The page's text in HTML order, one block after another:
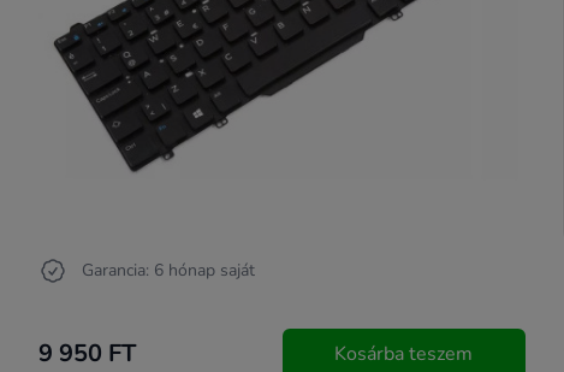
Garancia: 6 hónap saját
9 950 FT Kosárba teszem